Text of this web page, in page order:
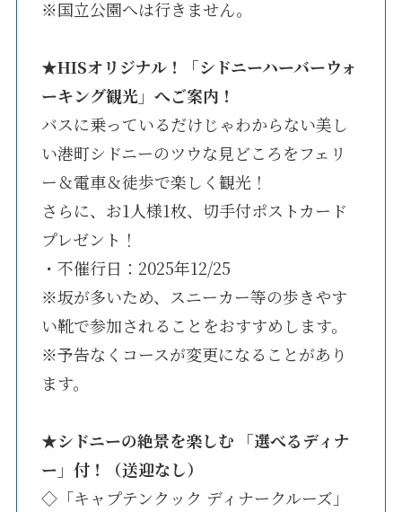
※国立公園へは行きません。
★HISオリジナル！「シドニーハーバーウォ
ーキング観光」へご案内！
バスに乗っているだけじゃわからない美し
い港町シドニーのツウな見どころをフェリ
ー＆電車＆徒歩で楽しく観光！
さらに、お1人様1枚、切手付ポストカード
プレゼント！
・不催行日：2025年12/25
※坂が多いため、スニーカー等の歩きやす
い靴で参加されることをおすすめします。
※予告なくコースが変更になることがあり
ます。
★シドニーの絶景を楽しむ 「選べるディナ
ー」付！（送迎なし）
◇「キャプテンクック ディナークルーズ」